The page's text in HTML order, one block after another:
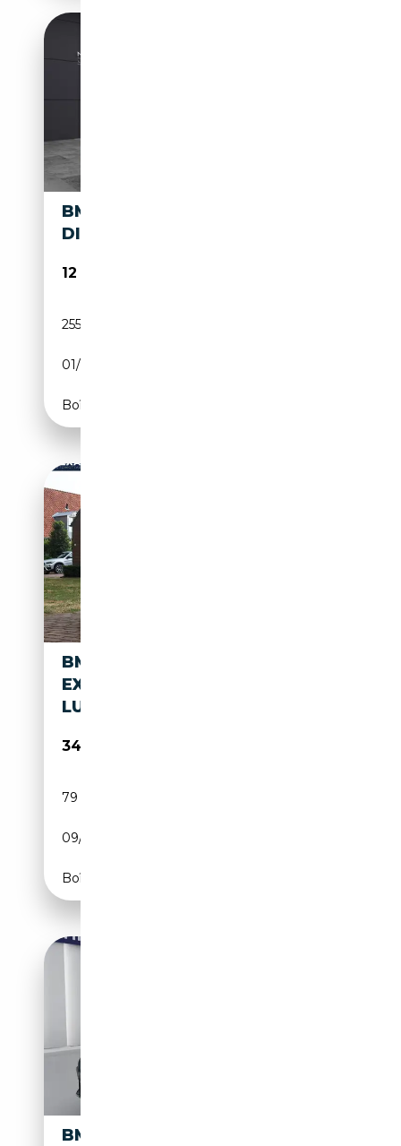
BMW 740 7ER-REIHE ALLRAD
DIESEL (F01) XDRIVE AUT.
12 999€
255 000 km
01/2012
Boîte automatique
BMW 740 7-SERIE 740I HIGH
EXECUTIVE AUT. | ADAPTIEF |
LUCH
34 945€
79 954 km
09/2018
Boîte automatique
BMW 740 D XDRIVE